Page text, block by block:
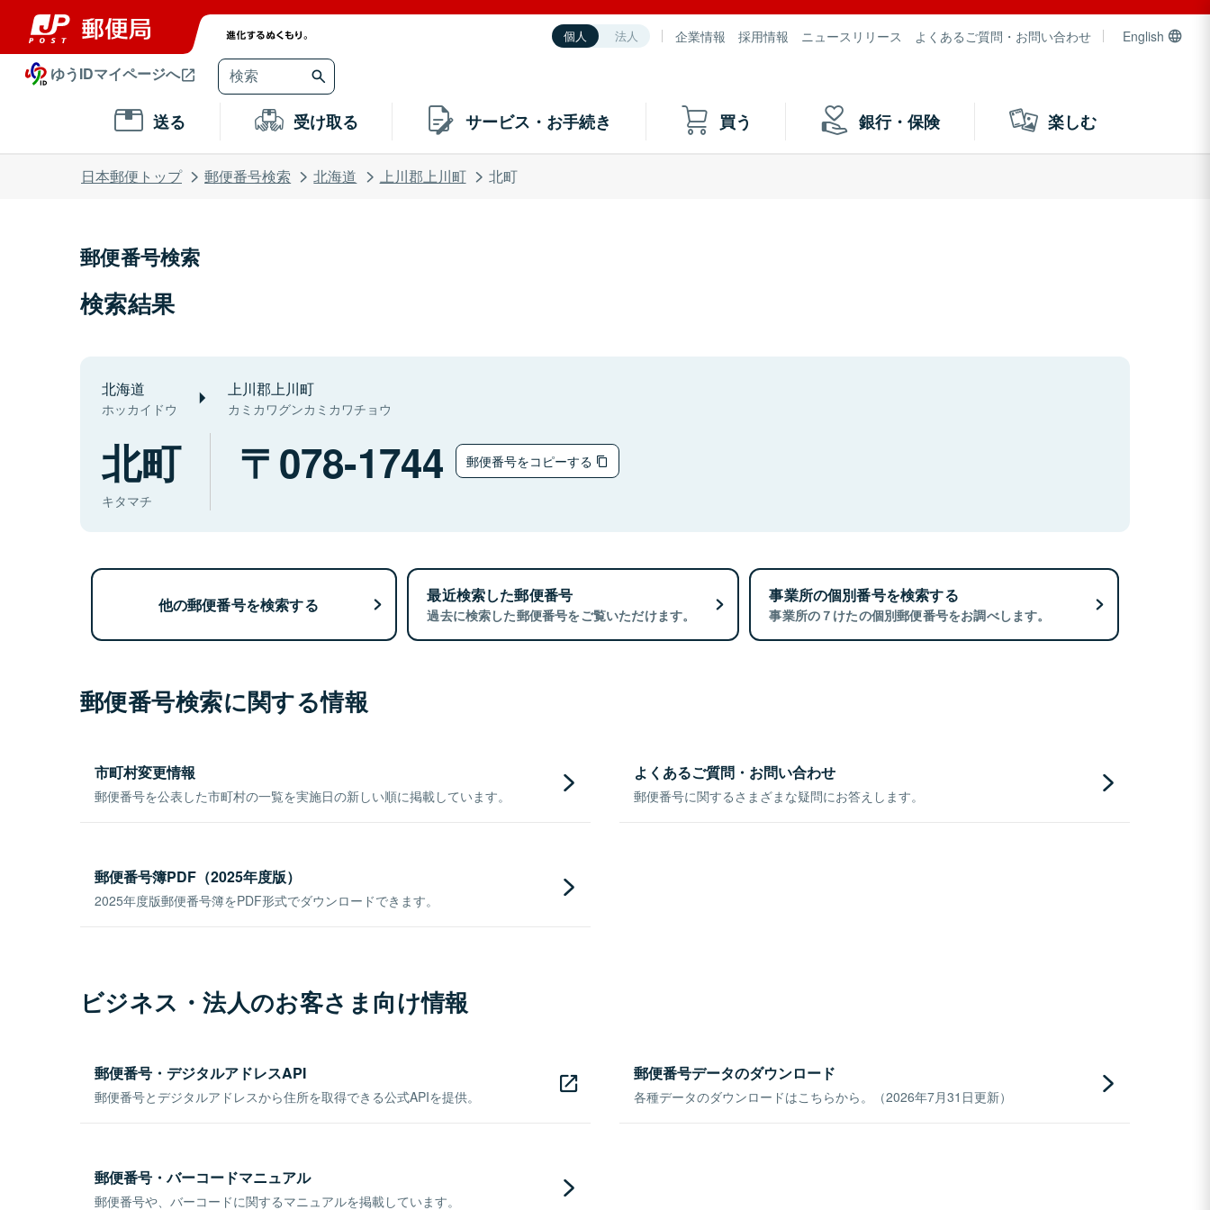
個人 法人 企業情報 採用情報 ニュースリリース よくあるご質問・お問い合わせ English
ゆうIDマイページへ
送る 受け取る サービス・お手続き 買う 銀行・保険 楽しむ
日本郵便トップ 郵便番号検索 北海道 上川郡上川町 北町
郵便番号検索
検索結果
北海道
ホッカイドウ
上川郡上川町
カミカワグンカミカワチョウ
北町
キタマチ
078-1744 郵便番号をコピーする
他の郵便番号を検索する 最近検索した郵便番号
過去に検索した郵便番号をご覧いただけます。
事業所の個別番号を検索する
事業所の７けたの個別郵便番号をお調べします。
郵便番号検索に関する情報
市町村変更情報
郵便番号を公表した市町村の一覧を実施日の新しい順に掲載しています。
よくあるご質問・お問い合わせ
郵便番号に関するさまざまな疑問にお答えします。
郵便番号簿PDF（2025年度版）
2025年度版郵便番号簿をPDF形式でダウンロードできます。
ビジネス・法人のお客さま向け情報
郵便番号・デジタルアドレスAPI
郵便番号とデジタルアドレスから住所を取得できる公式APIを提供。
郵便番号データのダウンロード
各種データのダウンロードはこちらから。（2026年7月31日更新）
郵便番号・バーコードマニュアル
郵便番号や、バーコードに関するマニュアルを掲載しています。